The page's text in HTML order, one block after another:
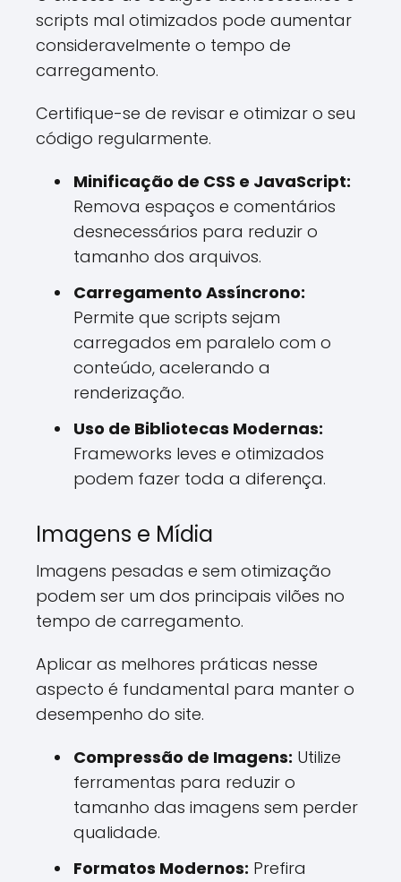
scripts mal otimizados pode aumentar
consideravelmente o tempo de
carregamento.
Certifique-se de revisar e otimizar o seu
código regularmente.
Minificação de CSS e JavaScript:
Remova espaços e comentários
desnecessários para reduzir o
tamanho dos arquivos.
Carregamento Assíncrono:
Permite que scripts sejam
carregados em paralelo com o
conteúdo, acelerando a
renderização.
Uso de Bibliotecas Modernas:
Frameworks leves e otimizados
podem fazer toda a diferença.
Imagens e Mídia
Imagens pesadas e sem otimização
podem ser um dos principais vilões no
tempo de carregamento.
Aplicar as melhores práticas nesse
aspecto é fundamental para manter o
desempenho do site.
Compressão de Imagens: Utilize
ferramentas para reduzir o
tamanho das imagens sem perder
qualidade.
Formatos Modernos: Prefira